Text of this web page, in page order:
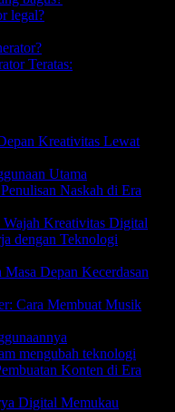
legal?
Teratas:
Kreativitas Lewat
Utama
Naskah di Era
Kreativitas Digital
dengan Teknologi
Depan Kecerdasan
Cara Membuat Musik
mengubah teknologi
Konten di Era
Digital Memukau